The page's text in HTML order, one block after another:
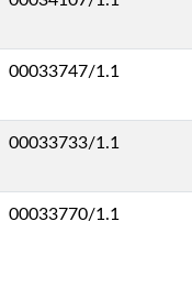
00033747/1.1
00033733/1.1
00033770/1.1